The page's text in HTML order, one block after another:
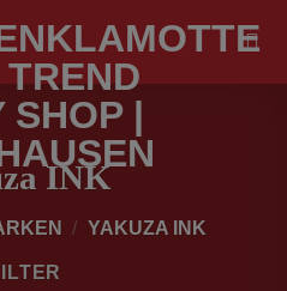
INK
/ YAKUZA INK